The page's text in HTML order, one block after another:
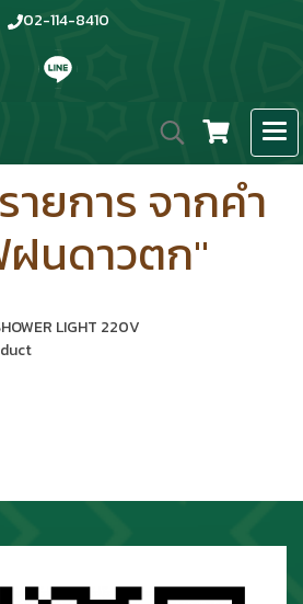
02-114-8410
ายการ จากคำ
ฝนดาวตก"
LIGHT 220V